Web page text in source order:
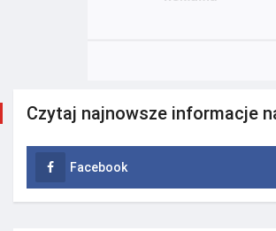
Czytaj najnowsze informacje
Facebook